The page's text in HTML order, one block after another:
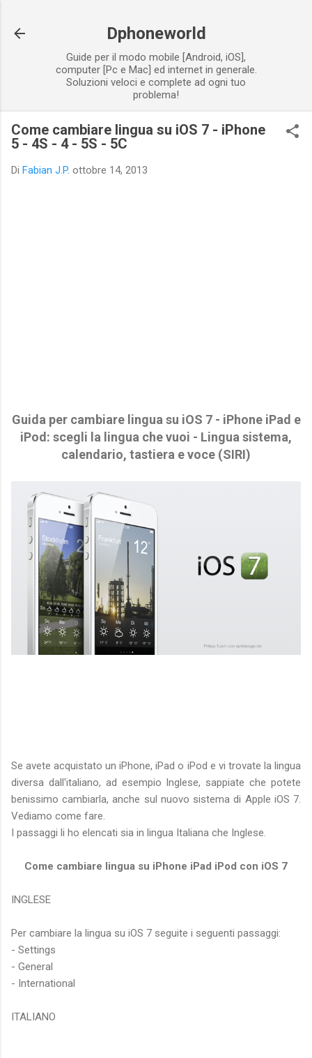
Dphoneworld
Guide per il modo mobile [Android, iOS],
computer [Pc e Mac] ed internet in generale.
Soluzioni veloci e complete ad ogni tuo
problema!
Come cambiare lingua su iOS 7 - iPhone
5 - 4S - 4 - 5S - 5C
Di Fabian J.P. ottobre 14, 2013
Guida per cambiare lingua su iOS 7 - iPhone iPad e
iPod: scegli la lingua che vuoi - Lingua sistema,
calendario, tastiera e voce (SIRI)
Se avete acquistato un iPhone, iPad o iPod e vi trovate la lingua
diversa dall'italiano, ad esempio Inglese, sappiate che potete
benissimo cambiarla, anche sul nuovo sistema di Apple iOS 7.
Vediamo come fare.
I passaggi li ho elencati sia in lingua Italiana che Inglese.
Come cambiare lingua su iPhone iPad iPod con iOS 7
INGLESE
Per cambiare la lingua su iOS 7 seguite i seguenti passaggi:
- Settings
- General
- International
ITALIANO